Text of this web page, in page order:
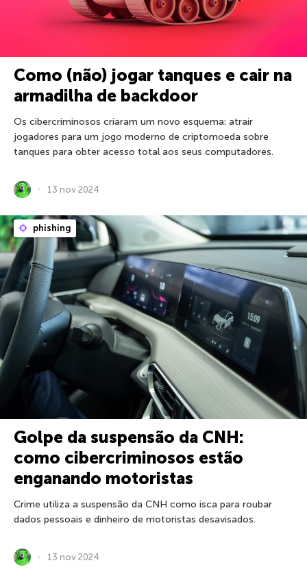
Como (não) jogar tanques e cair na
armadilha de backdoor
Os cibercriminosos criaram um novo esquema: atrair
jogadores para um jogo moderno de criptomoeda sobre
tanques para obter acesso total aos seus computadores.
13 nov 2024
phishing
Golpe da suspensão da CNH:
como cibercriminosos estão
enganando motoristas
Crime utiliza a suspensão da CNH como isca para roubar
dados pessoais e dinheiro de motoristas desavisados.
13 nov 2024